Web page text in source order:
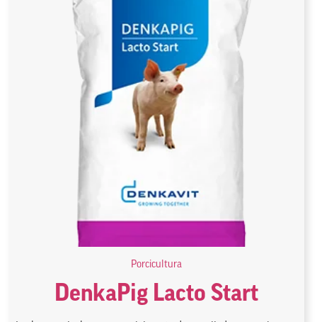
Porcicultura
DenkaPig Lacto Start